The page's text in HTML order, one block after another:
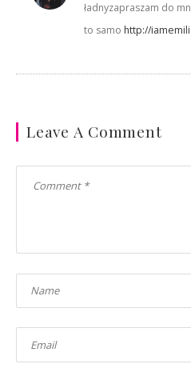
ładnyzapraszam do
to samo http://
Leave A Comment